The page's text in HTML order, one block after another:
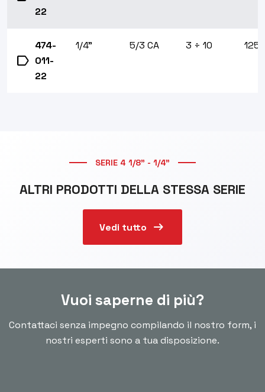
22
label
474-
011-
22
1/4" 5/3 CA 3 ÷ 10 1250
SERIE 4 1/8" - 1/4"
ALTRI PRODOTTI DELLA STESSA SERIE
Vedi tutto arrow_right_alt
Vuoi saperne di più?
Contattaci senza impegno compilando il nostro form, i
nostri esperti sono a tua disposizione.